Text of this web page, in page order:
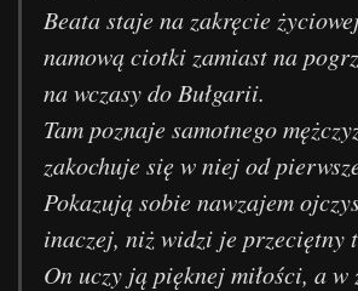
Beata staje na zakręcie
namową ciotki zamiast na
na wczasy do Bułgarii.
Tam poznaje samotnego
zakochuje się w niej od
Pokazują sobie nawzajem
inaczej, niż widzi je przeciętny
On uczy ją pięknej miłości, a w